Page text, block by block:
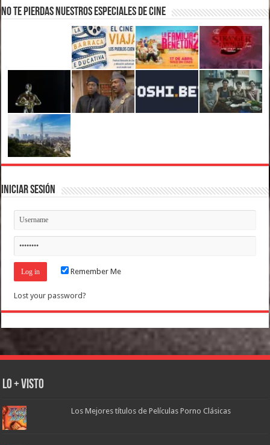
No te pierdas nuestros Especiales de Cine
Iniciar Sesión
Remember Me
Lost your password?
Lo + Visto
Los Mejores títulos de Películas Porno Clásicas